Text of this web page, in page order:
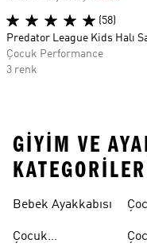
(58)
Predator League Kids Halı
Çocuk Performance
3 renk
GIYIM VE
Bebek Ayakkabısı
Çocuk